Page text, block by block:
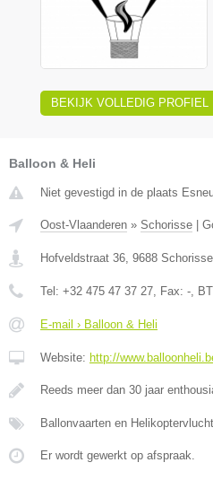
BEKIJK VOLLEDIG PROFIEL
Balloon & Heli
Niet gevestigd in de plaats
Oost-Vlaanderen » Schorisse
Hofveldstraat 36 9688 Schorisse
Tel: +32 475 47 37 27 , Fax: - ,
E-mail › Balloon & Heli
Website: http://
Reeds meer dan 30 jaar
Ballonvaarten en
Er wordt gewerkt op afspraak.